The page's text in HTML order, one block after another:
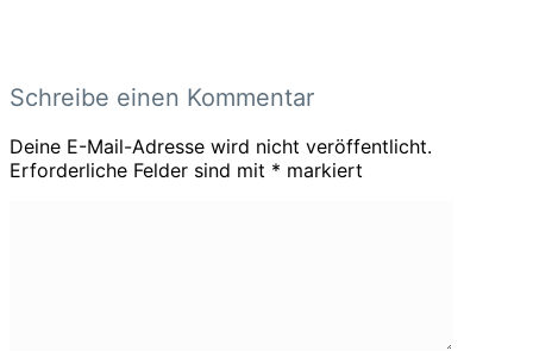
Schreibe einen Kommentar
Deine E-Mail-Adresse wird nicht veröffentlicht.
Erforderliche Felder sind mit * markiert